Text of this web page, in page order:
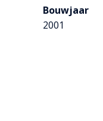
Bouwjaar
2001